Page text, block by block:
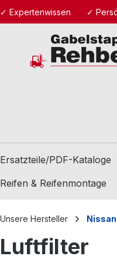
Hauptinhalt springen
Zur Suche springen
Zur Hauptnavigation
✓ Expertenwissen ✓
Ersatzteile/PDF-Kataloge
Reifen & Reifenmontage
Unsere Hersteller Nissan
Luftfilter